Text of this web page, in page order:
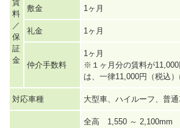
賃
料
／
保
証
金
敷金 1ヶ月
礼金 1ヶ月
仲介手数料
1ヶ月
※１ヶ月分の賃料が
は、一律11,000円（税込）
対応車種 大型車、ハイルーフ、普
全高 1,550 ～ 2,100mm